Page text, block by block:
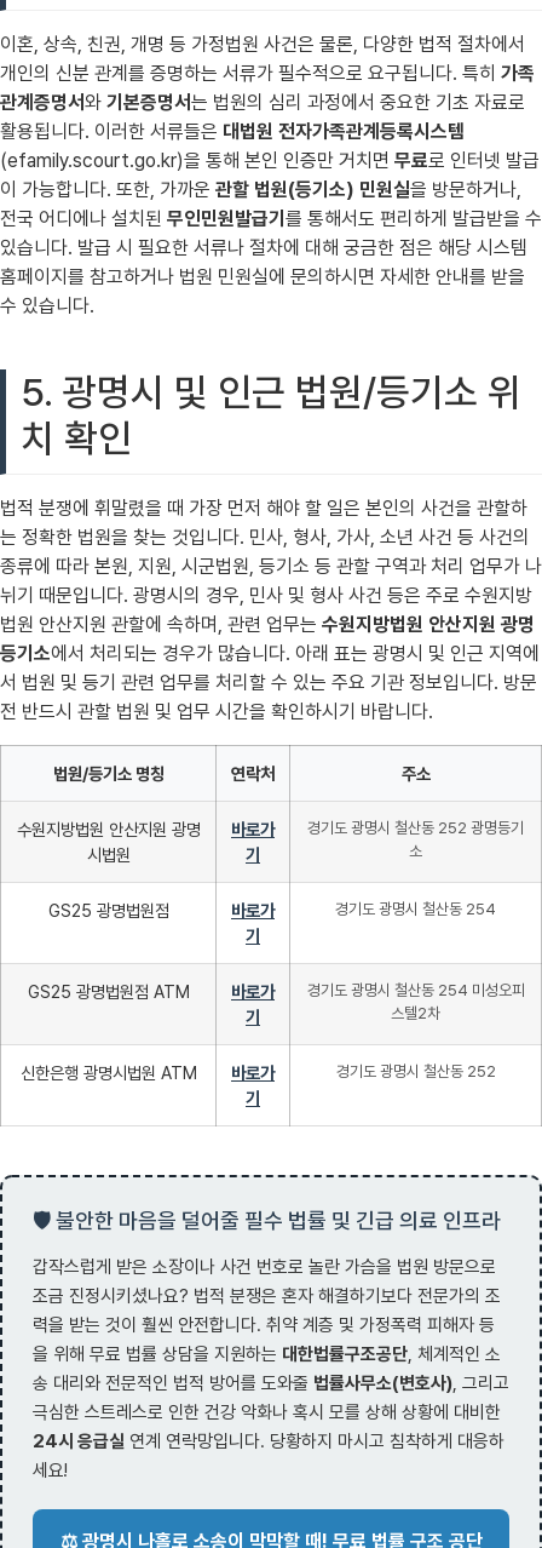
이혼, 상속, 친권, 개명 등 가정법원 사건은 물론, 다양한 법적 절차에서
개인의 신분 관계를 증명하는 서류가 필수적으로 요구됩니다. 특히 가족
관계증명서와 기본증명서는 법원의 심리 과정에서 중요한 기초 자료로
활용됩니다. 이러한 서류들은 대법원 전자가족관계등록시스템
(efamily.scourt.go.kr)을 통해 본인 인증만 거치면 무료로 인터넷 발급
이 가능합니다. 또한, 가까운 관할 법원(등기소) 민원실을 방문하거나,
전국 어디에나 설치된 무인민원발급기 를 통해서도 편리하게 발급받을 수
있습니다. 발급 시 필요한 서류나 절차에 대해 궁금한 점은 해당 시스템
홈페이지를 참고하거나 법원 민원실에 문의하시면 자세한 안내를 받을
수 있습니다.
5. 광명시 및 인근 법원/등기소 위
치 확인
법적 분쟁에 휘말렸을 때 가장 먼저 해야 할 일은 본인의 사건을 관할하
는 정확한 법원을 찾는 것입니다. 민사, 형사, 가사, 소년 사건 등 사건의
종류에 따라 본원, 지원, 시군법원, 등기소 등 관할 구역과 처리 업무가 나
뉘기 때문입니다. 광명시의 경우, 민사 및 형사 사건 등은 주로 수원지방
법원 안산지원 관할에 속하며, 관련 업무는 수원지방법원 안산지원 광명
등기소에서 처리되는 경우가 많습니다. 아래 표는 광명시 및 인근 지역에
서 법원 및 등기 관련 업무를 처리할 수 있는 주요 기관 정보입니다. 방문
전 반드시 관할 법원 및 업무 시간을 확인하시기 바랍니다.
법원/등기소 명칭 연락처 주소
수원지방법원 안산지원 광명
시법원
바로가
기
경기도 광명시 철산동 252 광명등기
소
GS25 광명법원점
바로가
기
경기도 광명시 철산동 254
GS25 광명법원점 ATM
바로가
기
경기도 광명시 철산동 254 미성오피
스텔2차
신한은행 광명시법원 ATM
바로가
기
경기도 광명시 철산동 252
🛡️ 불안한 마음을 덜어줄 필수 법률 및 긴급 의료 인프라
갑작스럽게 받은 소장이나 사건 번호로 놀란 가슴을 법원 방문으로
조금 진정시키셨나요? 법적 분쟁은 혼자 해결하기보다 전문가의 조
력을 받는 것이 훨씬 안전합니다. 취약 계층 및 가정폭력 피해자 등
을 위해 무료 법률 상담을 지원하는 대한법률구조공단 , 체계적인 소
송 대리와 전문적인 법적 방어를 도와줄 법률사무소(변호사) , 그리고
극심한 스트레스로 인한 건강 악화나 혹시 모를 상해 상황에 대비한
24시 응급실 연계 연락망입니다. 당황하지 마시고 침착하게 대응하
세요!
⚖️ 광명시 나홀로 소송이 막막할 때! 무료 법률 구조 공단